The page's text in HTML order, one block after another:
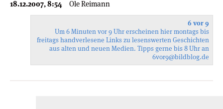
18.12.2007, 8:54 Ole Reimann
6 vor 9
Um 6 Minuten vor 9 Uhr erscheinen hier montags bis
freitags handverlesene Links zu lesenswerten Geschichten
aus alten und neuen Medien. Tipps gerne bis 8 Uhr an
6vor9@bildblog.de